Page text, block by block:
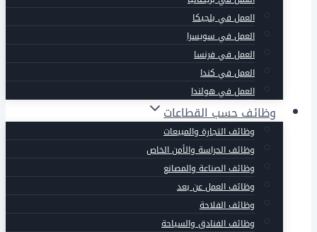
العمل في بلجيكا
العمل في سويسرا
العمل في فرنسا
العمل في كندا
العمل في هولندا
وظائف حسب القطاعات
وظائف التجارة والمبيعات
وظائف الحراسة والأمن الخاص
وظائف الصناعة والمصانع
وظائف العمل عن بعد
وظائف الفلاحة
وظائف الفنادق والسياحة